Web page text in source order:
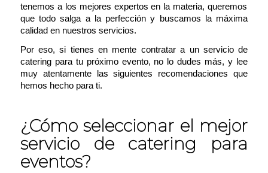
tenemos a los mejores expertos en la materia, queremos
que todo salga a la perfección y buscamos la máxima
calidad en nuestros servicios.
Por eso, si tienes en mente contratar a un servicio de
catering para tu próximo evento, no lo dudes más, y lee
muy atentamente las siguientes recomendaciones que
hemos hecho para ti.
¿Cómo seleccionar el mejor
servicio de catering para
eventos?